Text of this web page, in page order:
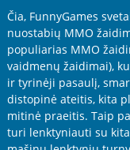
Čia, FunnyGames
nuostabių MMO
populiarias MMO
vaidmenų žaidimai),
ir tyrinėji pasaulį,
distopinė ateitis, kita
mitinė praeitis. Taip
turi lenktyniauti su